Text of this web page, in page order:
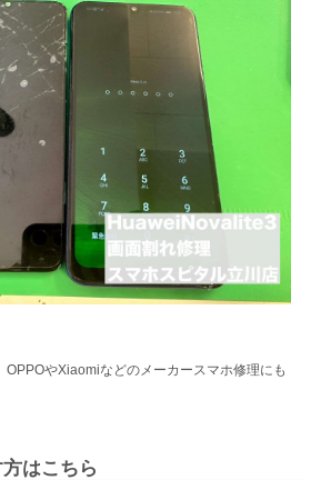
やXiaomiなどのメーカースマホ修理にも
はこちら